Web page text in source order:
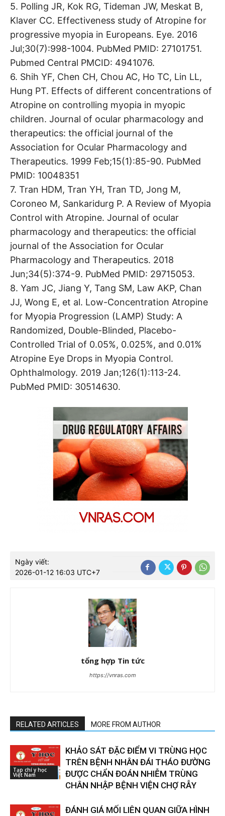
5. Polling JR, Kok RG, Tideman JW, Meskat B,
Klaver CC. Effectiveness study of Atropine for
progressive myopia in Europeans. Eye. 2016
Jul;30(7):998-1004. PubMed PMID: 27101751.
Pubmed Central PMCID: 4941076.
6. Shih YF, Chen CH, Chou AC, Ho TC, Lin LL,
Hung PT. Effects of different concentrations of
Atropine on controlling myopia in myopic
children. Journal of ocular pharmacology and
therapeutics: the official journal of the
Association for Ocular Pharmacology and
Therapeutics. 1999 Feb;15(1):85-90. PubMed
PMID: 10048351
7. Tran HDM, Tran YH, Tran TD, Jong M,
Coroneo M, Sankaridurg P. A Review of Myopia
Control with Atropine. Journal of ocular
pharmacology and therapeutics: the official
journal of the Association for Ocular
Pharmacology and Therapeutics. 2018
Jun;34(5):374-9. PubMed PMID: 29715053.
8. Yam JC, Jiang Y, Tang SM, Law AKP, Chan
JJ, Wong E, et al. Low-Concentration Atropine
for Myopia Progression (LAMP) Study: A
Randomized, Double-Blinded, Placebo-
Controlled Trial of 0.05%, 0.025%, and 0.01%
Atropine Eye Drops in Myopia Control.
Ophthalmology. 2019 Jan;126(1):113-24.
PubMed PMID: 30514630.
Ngày viết:
2026-01-12 16:03 UTC+7
tổng hợp Tin tức
https://vnras.com
RELATED ARTICLES MORE FROM AUTHOR
Tạp chí y học
Việt Nam
KHẢO SÁT ĐẶC ĐIỂM VI TRÙNG HỌC
TRÊN BỆNH NHÂN ĐÁI THÁO ĐƯỜNG
ĐƯỢC CHẨN ĐOÁN NHIỄM TRÙNG
CHÂN NHẬP BỆNH VIỆN CHỢ RẪY
ĐÁNH GIÁ MỐI LIÊN QUAN GIỮA HÌNH